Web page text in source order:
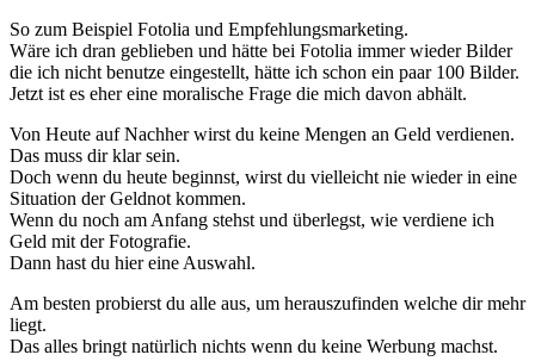
So zum Beispiel Fotolia und Empfehlungsmarketing.
Wäre ich dran geblieben und hätte bei Fotolia immer wieder Bilder
die ich nicht benutze eingestellt, hätte ich schon ein paar 100 Bilder.
Jetzt ist es eher eine moralische Frage die mich davon abhält.
Von Heute auf Nachher wirst du keine Mengen an Geld verdienen.
Das muss dir klar sein.
Doch wenn du heute beginnst, wirst du vielleicht nie wieder in eine
Situation der Geldnot kommen.
Wenn du noch am Anfang stehst und überlegst, wie verdiene ich
Geld mit der Fotografie.
Dann hast du hier eine Auswahl.
Am besten probierst du alle aus, um herauszufinden welche dir mehr
liegt.
Das alles bringt natürlich nichts wenn du keine Werbung machst.